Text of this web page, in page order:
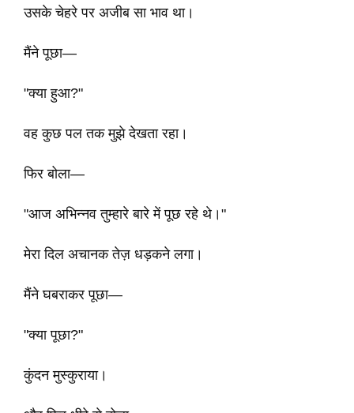
उसके चेहरे पर अजीब सा भाव था।
मैंने पूछा—
"क्या हुआ?"
वह कुछ पल तक मुझे देखता रहा।
फिर बोला—
"आज अभिन्नव तुम्हारे बारे में पूछ रहे थे।"
मेरा दिल अचानक तेज़ धड़कने लगा।
मैंने घबराकर पूछा—
"क्या पूछा?"
कुंदन मुस्कुराया।